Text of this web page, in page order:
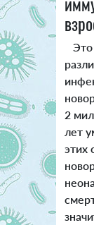
Это
2
лет
этих